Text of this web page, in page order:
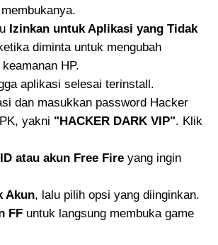
Izinkan untuk Aplikasi yang Tidak
diminta untuk mengubah
HP.
aplikasi selesai terinstall.
dan masukkan password Hacker
yakni "HACKER DARK VIP". Klik
atau akun Free Fire yang ingin
Akun, lalu pilih opsi yang diinginkan.
FF untuk langsung membuka game